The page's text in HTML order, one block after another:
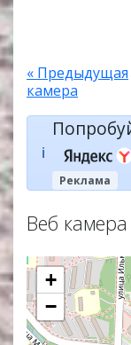
« Предыдущая
камера
ℹ️
Реклама
Веб
+
−